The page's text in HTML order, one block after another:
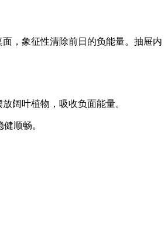
，象征性清除前日的负能量。抽屉内
阔叶植物，吸收负面能量。
顺畅。